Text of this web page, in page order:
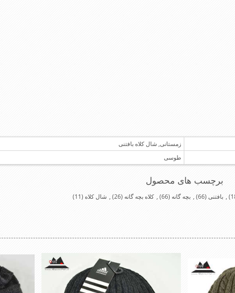
زمستانی, شال کلاه بافتنی
طوسی
برچسب های محصول
, بافتنی (66)
, بچه گانه (66)
, کلاه بچه گانه (26)
, شال کلاه (11)